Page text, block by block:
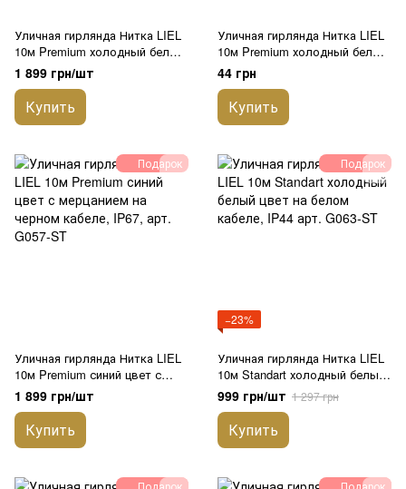
Уличная гирлянда Нитка LIEL
10м Premium холодный белый
цвет с мерцанием на белом
кабеле, IP67, арт. G065-ST
1 899 грн/шт
Купить
Уличная гирлянда Нитка LIEL
10м Premium холодный белый
цвет на белом кабеле, IP67,
арт. G110-ST
44 грн
Купить
Подарок
Уличная гирлянда Нитка LIEL
10м Premium синий цвет с
мерцанием на черном кабеле,
IP67, арт. G057-ST
1 899 грн/шт
Купить
Подарок
−23%
Уличная гирлянда Нитка LIEL
10м Standart холодный белый
цвет на белом кабеле, IP44
арт. G063-ST
999 грн/шт 1 297 грн
Купить
Подарок Подарок